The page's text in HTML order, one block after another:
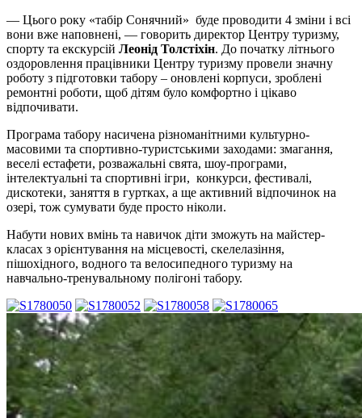
— Цього року «табір Сонячний» буде проводити 4 зміни і всі
вони вже наповнені, — говорить директор Центру туризму,
спорту та екскурсій Леонід Толстіхін. До початку літнього
оздоровлення працівники Центру туризму провели значну
роботу з підготовки табору – оновлені корпуси, зроблені
ремонтні роботи, щоб дітям було комфортно і цікаво
відпочивати.
Програма табору насичена різноманітними культурно-
масовими та спортивно-туристськими заходами: змагання,
веселі естафети, розважальні свята, шоу-програми,
інтелектуальні та спортивні ігри, конкурси, фестивалі,
дискотеки, заняття в гуртках, а ще активний відпочинок на
озері, тож сумувати буде просто ніколи.
Набути нових вмінь та навичок діти зможуть на майстер-
класах з орієнтування на місцевості, скелелазіння,
пішохідного, водного та велосипедного туризму на
навчально-тренувальному полігоні табору.